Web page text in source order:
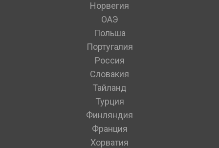
Норвегия
ОАЭ
Польша
Португалия
Россия
Словакия
Тайланд
Турция
Финляндия
Франция
Хорватия